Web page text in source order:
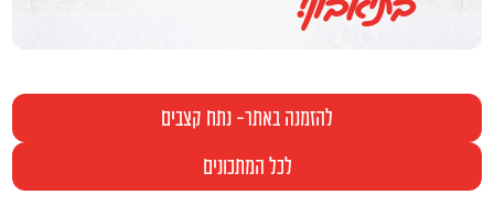
להזמנה באתר- נתח קצבים
לכל המתכונים